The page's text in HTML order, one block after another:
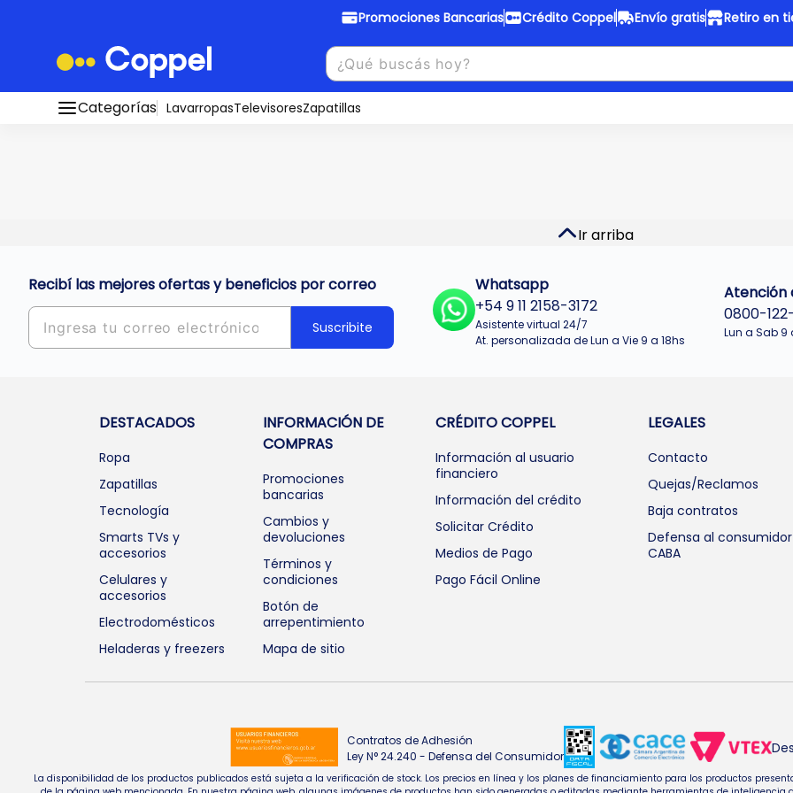
Promociones Bancarias Crédito Coppel Envío gratis Retiro en
Promociones Bancarias
Conocé todos nuestros medios de pago
Crédito Coppel
Hasta
Envío gratis
Categorías LavarropasTelevisoresZapatillas
Ir arriba
Recibí las mejores ofertas y beneficios por correo
Suscribite
Whatsapp
+54 9 11 2158-3172
Asistente virtual 24/7
At. personalizada de Lun a Vie 9 a 18hs
Atención
0800-
Lun a Sab 9
DESTACADOS
Ropa
Zapatillas
Tecnología
Smarts TVs y
accesorios
Celulares y
accesorios
Electrodomésticos
Heladeras y freezers
INFORMACIÓN DE
COMPRAS
Promociones
bancarias
Cambios y
devoluciones
Términos y
condiciones
Botón de
arrepentimiento
Mapa de sitio
CRÉDITO COPPEL
Información al usuario
financiero
Información del crédito
Solicitar Crédito
Medios de Pago
Pago Fácil Online
LEGALES
Contacto
Quejas/Reclamos
Baja contratos
Defensa al consumidor
CABA
Contratos de Adhesión
Ley N° 24.240 - Defensa del Consumidor
La disponibilidad de los productos publicados está sujeta a la verificación de stock. Los precios en línea y los planes de financiamiento para los productos